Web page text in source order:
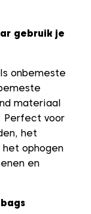
gebruik je
onbemeste
materiaal
Perfect voor
het
ophogen
en